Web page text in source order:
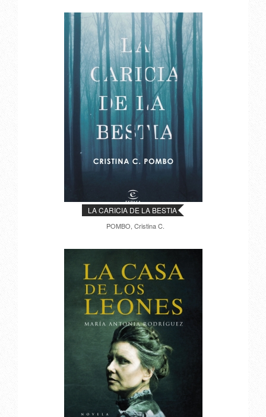
LA CARICIA DE LA BESTIA
POMBO, Cristina C.